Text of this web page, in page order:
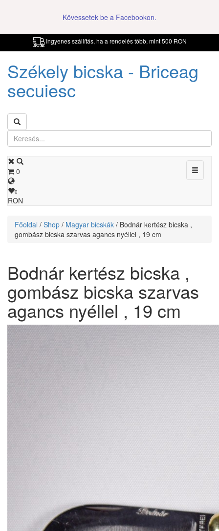
Kövessetek be a Facebookon.
Ingyenes szállítás, ha a rendelés több, mint 500 RON
Székely bicska - Briceag
secuiesc
Toggle
0
0
RON
Főoldal / Shop / Magyar bicskák / Bodnár kertész bicska ,
gombász bicska szarvas agancs nyéllel , 19 cm
Bodnár kertész bicska ,
gombász bicska szarvas
agancs nyéllel , 19 cm